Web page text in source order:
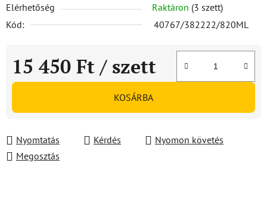
Elérhetőség Raktáron (3 szett)
Kód:
40767/382222/820ML
15 450 Ft / szett
Egységár:
KOSÁRBA
Nyomtatás Kérdés
Nyomon követés
Megosztás